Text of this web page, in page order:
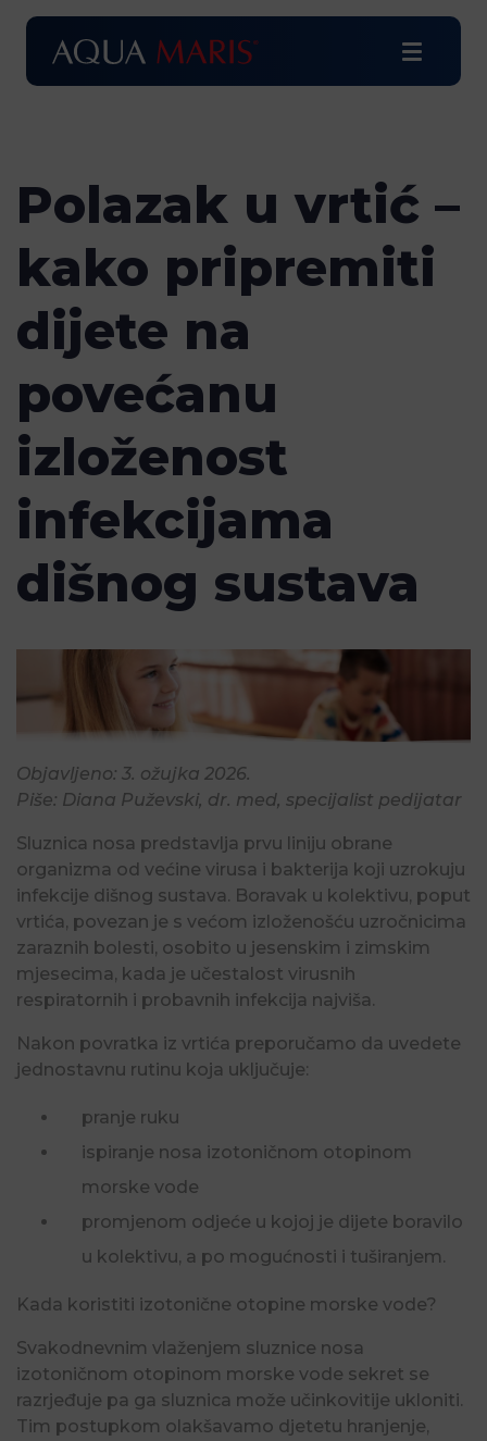
Polazak u vrtić –
kako pripremiti
dijete na
povećanu
izloženost
infekcijama
dišnog sustava
Objavljeno: 3. ožujka 2026.
Piše: Diana Puževski, dr. med, specijalist pedijatar
Sluznica nosa predstavlja prvu liniju obrane
organizma od većine virusa i bakterija koji uzrokuju
infekcije dišnog sustava. Boravak u kolektivu, poput
vrtića, povezan je s većom izloženošću uzročnicima
zaraznih bolesti, osobito u jesenskim i zimskim
mjesecima, kada je učestalost virusnih
respiratornih i probavnih infekcija najviša.
Nakon povratka iz vrtića preporučamo da uvedete
jednostavnu rutinu koja uključuje:
pranje ruku
ispiranje nosa izotoničnom otopinom
morske vode
promjenom odjeće u kojoj je dijete boravilo
u kolektivu, a po mogućnosti i tuširanjem.
Kada koristiti izotonične otopine morske vode?
Svakodnevnim vlaženjem sluznice nosa
izotoničnom otopinom morske vode sekret se
razrjeđuje pa ga sluznica može učinkovitije ukloniti.
Tim postupkom olakšavamo djetetu hranjenje,